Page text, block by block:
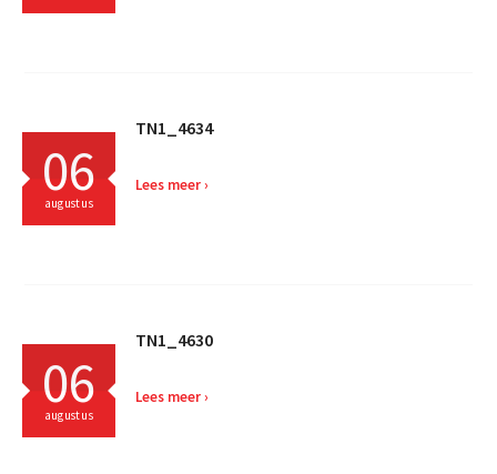
06
augustus
TN1_4634
Lees meer
06
augustus
TN1_4630
Lees meer